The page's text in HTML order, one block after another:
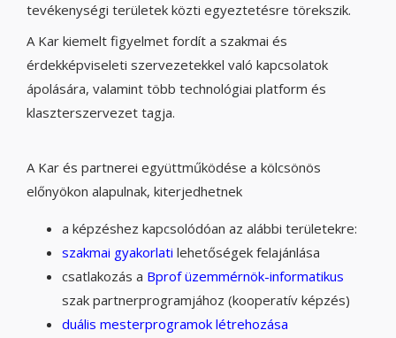
tevékenységi területek közti egyeztetésre törekszik.
A Kar kiemelt figyelmet fordít a szakmai és
érdekképviseleti szervezetekkel való kapcsolatok
ápolására, valamint több technológiai platform és
klaszterszervezet tagja.
A Kar és partnerei együttműködése a kölcsönös
előnyökon alapulnak, kiterjedhetnek
a képzéshez kapcsolódóan az alábbi területekre:
szakmai gyakorlati lehetőségek felajánlása
csatlakozás a Bprof üzemmérnök-informatikus
szak partnerprogramjához (kooperatív képzés)
duális mesterprogramok létrehozása